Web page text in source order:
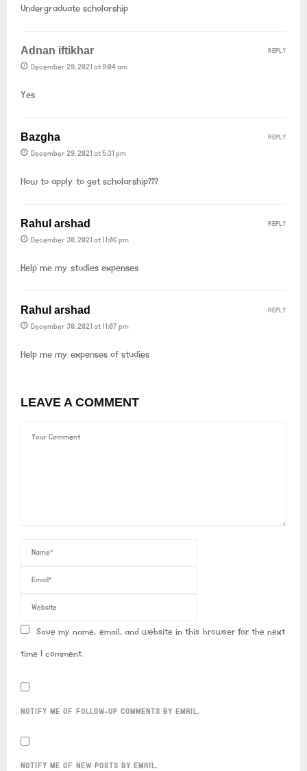
Undergraduate scholarship
Adnan iftikhar
December 29, 2021 at 9:04 am
Yes
REPLY
Bazgha
December 29, 2021 at 5:31 pm
How to apply to get scholarship???
REPLY
Rahul arshad
December 30, 2021 at 11:06 pm
Help me my studies expenses
REPLY
Rahul arshad
December 30, 2021 at 11:07 pm
Help me my expenses of studies
REPLY
LEAVE A COMMENT
Save my name, email, and website in this browser for the next
time I comment.
NOTIFY ME OF FOLLOW-UP COMMENTS BY EMAIL.
NOTIFY ME OF NEW POSTS BY EMAIL.